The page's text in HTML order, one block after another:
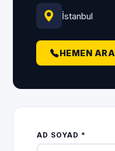
İstanbul
HEMEN ARA
AD SOYAD *